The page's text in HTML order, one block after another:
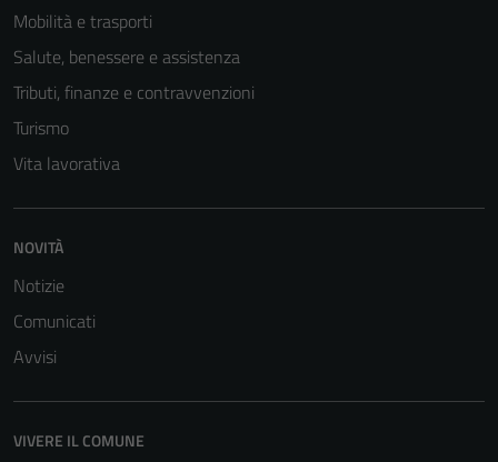
Mobilità e trasporti
Salute, benessere e assistenza
Tributi, finanze e contravvenzioni
Turismo
Vita lavorativa
NOVITÀ
Notizie
Comunicati
Avvisi
VIVERE IL COMUNE